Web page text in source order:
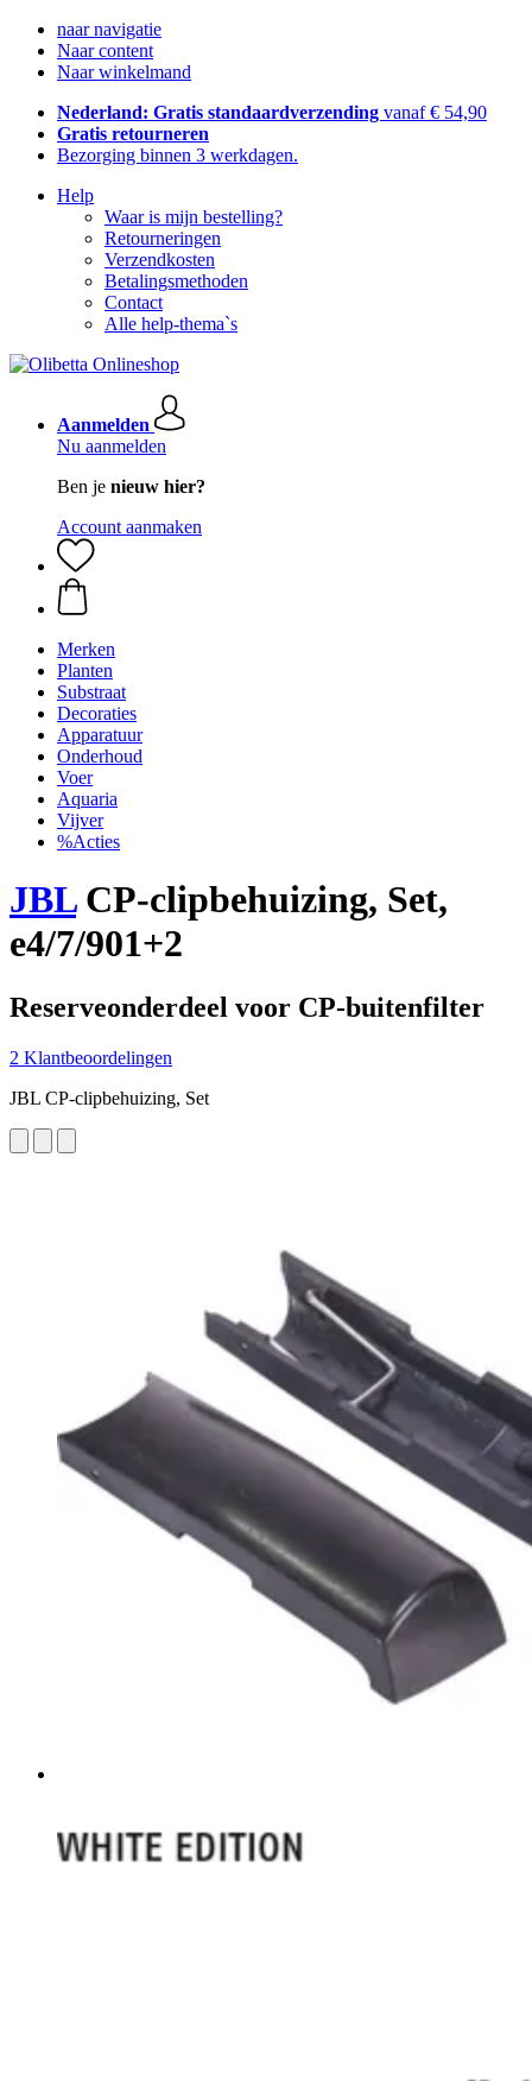
naar navigatie
Naar content
Naar winkelmand
Nederland: Gratis standaardverzending vanaf € 54,90
Gratis retourneren
Bezorging binnen 3 werkdagen.
Help
Waar is mijn bestelling?
Retourneringen
Verzendkosten
Betalingsmethoden
Contact
Alle help-thema`s
Aanmelden
Nu aanmelden
Ben je nieuw hier?
Account aanmaken
Merken
Planten
Substraat
Decoraties
Apparatuur
Onderhoud
Voer
Aquaria
Vijver
%Acties
JBLCP-clipbehuizing, Set,
e4/7/901+2
Reserveonderdeel voor CP-buitenfilter
2 Klantbeoordelingen
JBL CP-clipbehuizing, Set